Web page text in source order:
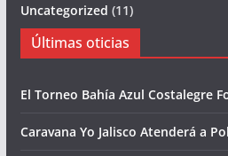
Uncategorized (11)
Últimas oticias
El Torneo Bahía Azul Costalegre
Caravana Yo Jalisco Atenderá a